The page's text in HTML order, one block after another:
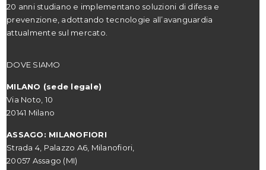
20 anni studiano e implementano soluzioni di difesa e
prevenzione, adottando tecnologie all’avanguardia
attualmente sul mercato.
DOVE SIAMO
MILANO (sede legale)
Via Noto, 10
20141 Milano
ASSAGO: MILANOFIORI
Strada 4, Palazzo A6, Milanofiori,
20057 Assago (MI)